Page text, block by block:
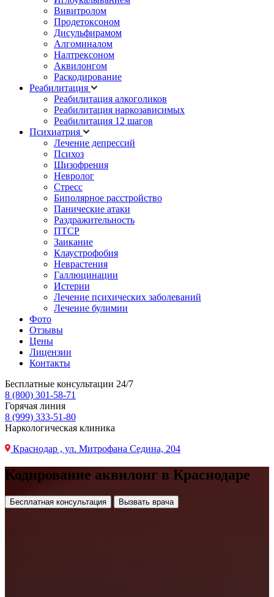
Вивитролом
Продетоксоном
Дисульфирамом
Алгоминалом
Налтрексоном
Аквилонгом
Раскодирование
Реабилитация
Реабилитация алкоголиков
Реабилитация наркозависимых
Реабилитация 12 шагов
Психиатрия
Лечение депрессий
Психоз
Шизофрения
Невролог
Стресс
Биполярное расстройство
Панические атаки
Раздражительность
ПТСР
Заикание
Клаустрофобия
Неврастения
Галлюцинации
Истерии
Лечение психических заболеваний
Лечение булимии
Фото
Отзывы
Цены
Лицензии
Контакты
Бесплатные консультации 24/7
8 (800) 301-58-71
Горячая линия
8 (999) 333-51-80
Наркологическая клиника
Краснодар , ул. Митрофана Седина, 204
Кодирование аквилонг в Краснодаре
Бесплатная консультация Вызвать врача